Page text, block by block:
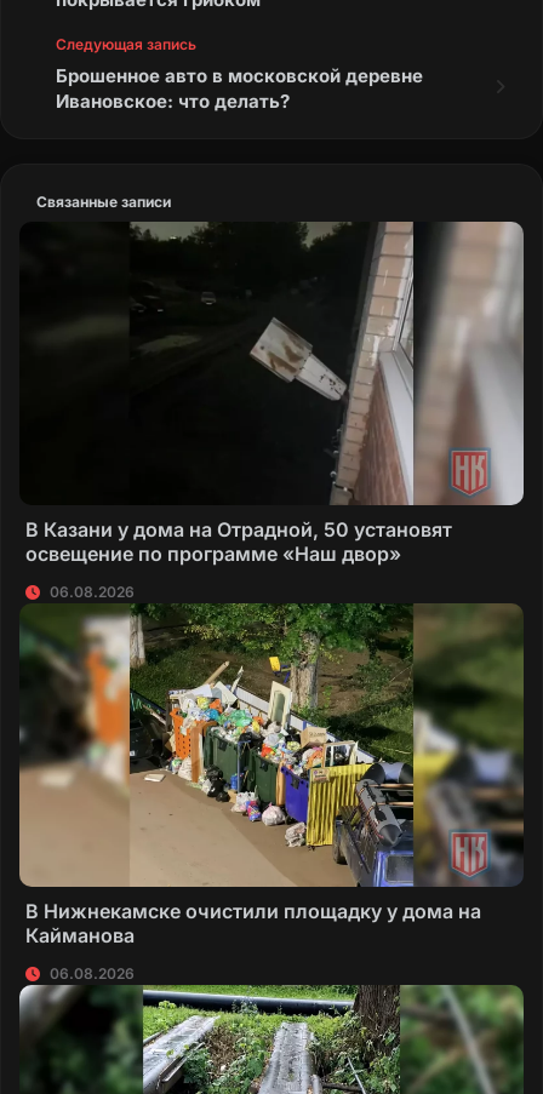
Следующая запись
Брошенное авто в московской деревне
Ивановское: что делать?
Связанные записи
В Казани у дома на Отрадной, 50 установят
освещение по программе «Наш двор»
06.08.2026
В Нижнекамске очистили площадку у дома на
Кайманова
06.08.2026